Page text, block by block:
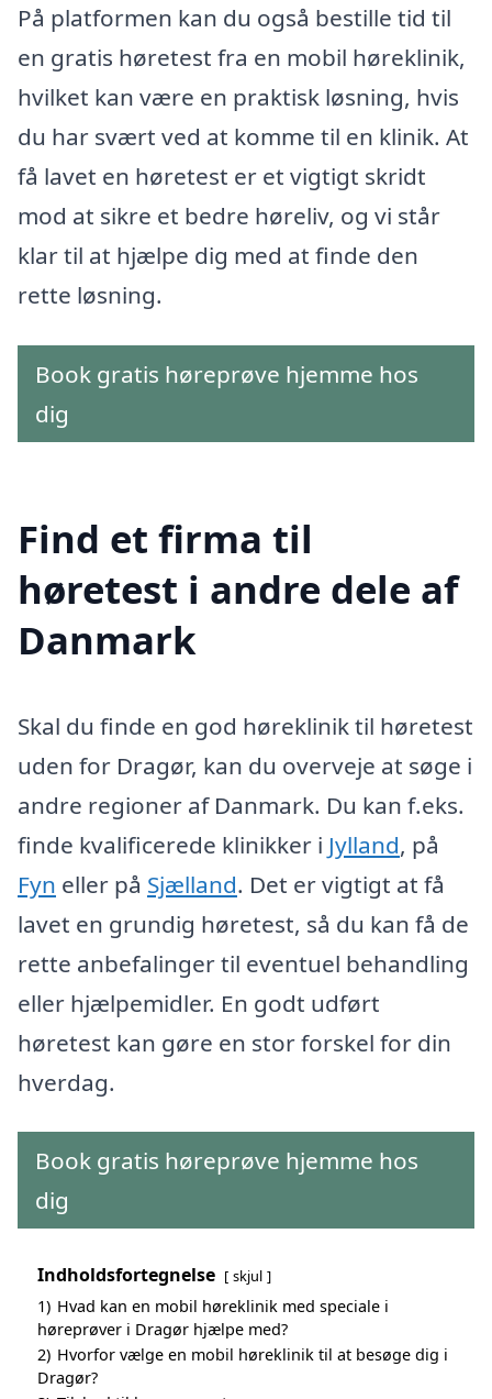
På platformen kan du også bestille tid til
en gratis høretest fra en mobil høreklinik,
hvilket kan være en praktisk løsning, hvis
du har svært ved at komme til en klinik. At
få lavet en høretest er et vigtigt skridt
mod at sikre et bedre høreliv, og vi står
klar til at hjælpe dig med at finde den
rette løsning.
Book gratis høreprøve hjemme hos
dig
Find et firma til
høretest i andre dele af
Danmark
Skal du finde en god høreklinik til høretest
uden for Dragør, kan du overveje at søge i
andre regioner af Danmark. Du kan f.eks.
finde kvalificerede klinikker i Jylland, på
Fyn eller på Sjælland. Det er vigtigt at få
lavet en grundig høretest, så du kan få de
rette anbefalinger til eventuel behandling
eller hjælpemidler. En godt udført
høretest kan gøre en stor forskel for din
hverdag.
Book gratis høreprøve hjemme hos
dig
Indholdsfortegnelse skjul
1) Hvad kan en mobil høreklinik med speciale i
høreprøver i Dragør hjælpe med?
2) Hvorfor vælge en mobil høreklinik til at besøge dig i
Dragør?